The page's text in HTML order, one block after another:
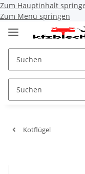
Zum Hauptinhalt
Zum Menü springen
Kotflügel